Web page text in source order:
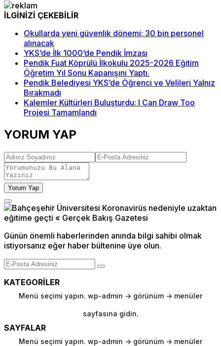
İLGİNİZİ ÇEKEBİLİR
Okullarda yeni güvenlik dönemi: 30 bin personel
alınacak
YKS’de İlk 1000’de Pendik İmzası
Pendik Fuat Köprülü İlkokulu 2025-2026 Eğitim
Öğretim Yıl Sonu Kapanışını Yaptı.
Pendik Belediyesi YKS’de Öğrenci ve Velileri Yalnız
Bırakmadı
Kalemler Kültürleri Buluşturdu: I Can Draw Too
Projesi Tamamlandı
YORUM YAP
Yorum Yap
Günün önemli haberlerinden anında bilgi sahibi olmak
istiyorsanız eğer haber bültenine üye olun.
KATEGORİLER
Menü seçimi yapın. wp-admin -> görünüm -> menüler
sayfasına gidin.
SAYFALAR
Menü seçimi yapın. wp-admin -> görünüm -> menüler